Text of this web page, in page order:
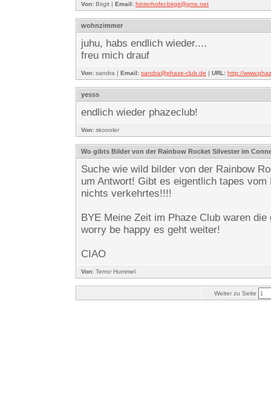
Von: Birgit | Email: hinterhofer.birgit@gmx.net
wohnzimmer
juhu, habs endlich wieder....
freu mich drauf
Von: sandra | Email: sandra@phaze-club.de | URL: http://
yesss
endlich wieder phazeclub!
Von: skoooler
Wo gibts Bilder von der Rainbow Rocket Silvester im
Suche wie wild bilder von der Rainbow
um Antwort! Gibt es eigentlich tapes
nichts verkehrtes!!!!
BYE Meine Zeit im Phaze Club waren
worry be happy es geht weiter!
CIAO
Von: Terror Hummel
Weiter zu Seite